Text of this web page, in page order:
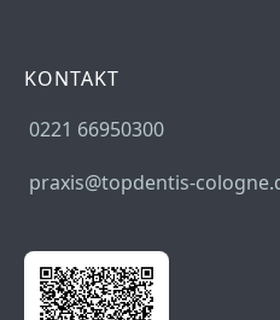
KONTAKT
0221 66950300
praxis@topdentis-